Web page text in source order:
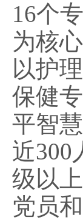
16个
为核
以护
保健
平智
近300
级以
党员